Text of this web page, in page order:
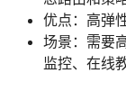
优点：高弹
场景：需要
监控、在线